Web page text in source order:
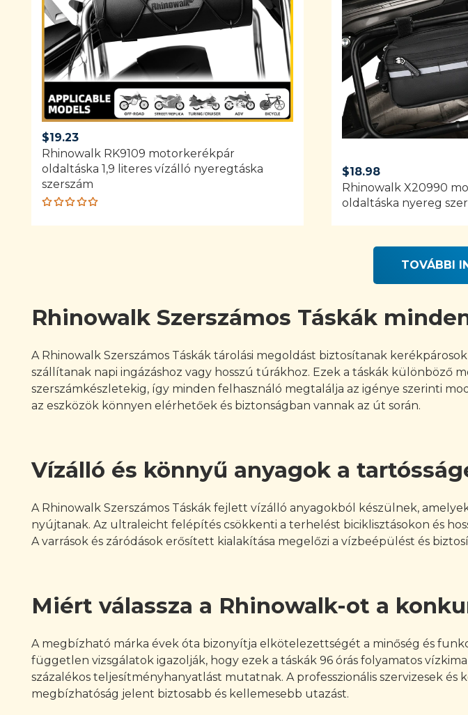
$19.23
Rhinowalk RK9109 motorkerékpár
oldaltáska 1,9 literes vízálló nyeregtáska
szerszám
$18.98
Rhinowalk X20990
oldaltáska nyereg
TOVÁBBI
Rhinowalk Szerszámos Táskák
A Rhinowalk Szerszámos Táskák tárolási megoldást biztosítanak
szállítanak napi ingázáshoz vagy hosszú túrákhoz. Ezek a táskák különböző
szerszámkészletekig, így minden felhasználó megtalálja az igénye szerinti
az eszközök könnyen elérhetőek és biztonságban vannak az út során.
Vízálló és könnyű anyagok a
A Rhinowalk Szerszámos Táskák fejlett vízálló anyagokból készülnek,
nyújtanak. Az ultraleicht felépítés csökkenti a terhelést biciklisztásokon és
A varrások és záródások erősített kialakítása megelőzi a vízbeépülést és
Miért válassza a Rhinowalk-ot a
A megbízható márka évek óta bizonyítja elkötelezettségét a minőség és
független vizsgálatok igazolják, hogy ezek a táskák 96 órás folyamatos
százalékos teljesítményhanyatlást mutatnak. A professzionális szervizesek
megbízhatóság jelent biztosabb és kellemesebb utazást.